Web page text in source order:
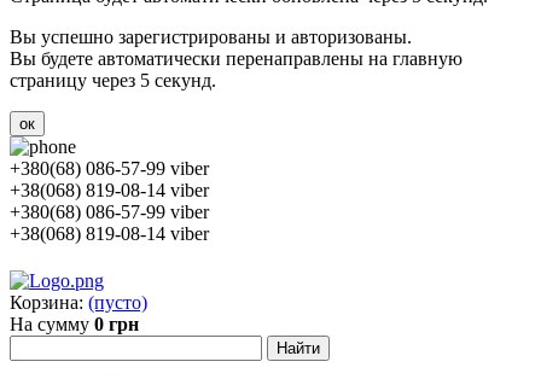
Вы успешно зарегистрированы и авторизованы.
Вы будете автоматически перенаправлены на главную
страницу через 5 секунд.
ок
+380(68) 086-57-99 viber
+38(068) 819-08-14 viber
+380(68) 086-57-99 viber
+38(068) 819-08-14 viber
Корзина: (пусто)
На сумму 0 грн